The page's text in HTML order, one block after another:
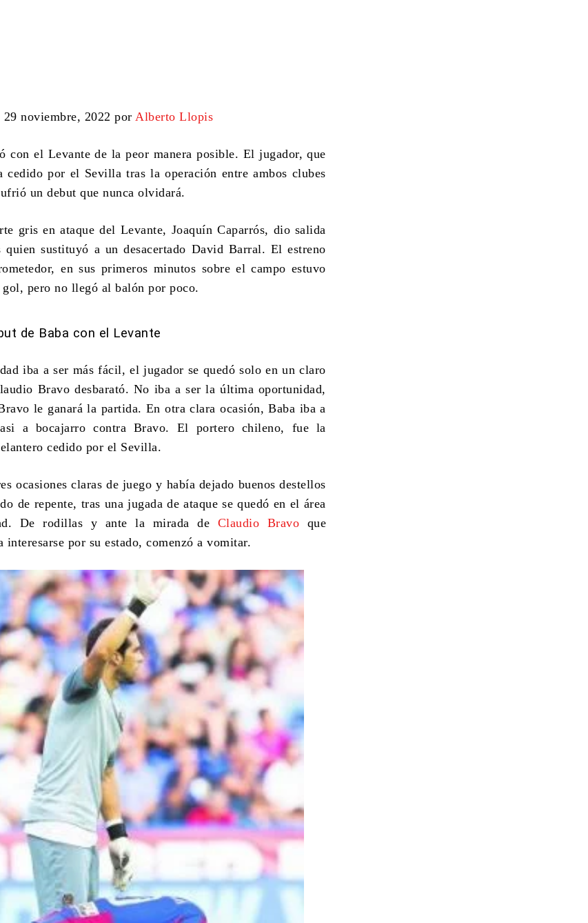
noviembre, 2022 porAlberto Llopis
con el Levantede la peor manera posible. El jugador, que
cedido por el Sevilla tras la operación entre ambos clubes
un debut que nunca olvidará.
gris en ataque del Levante, Joaquín Caparrós, dio salida
quien sustituyó a un desacertado David Barral. El estreno
en sus primeros minutos sobre el campo estuvo
gol, pero no llegó al balón por poco.
de Baba con el Levante
iba a ser más fácil, el jugador se quedó solo en un claro
Bravo desbarató. No iba a ser la última oportunidad,
le ganará la partida. En otra clara ocasión, Baba iba a
a bocajarro contra Bravo. El portero chileno, fue la
cedido por el Sevilla.
ocasiones claras de juego y había dejado buenos destellos
de repente, tras una jugada de ataque se quedó en el área
De rodillas y ante la mirada de Claudio Bravo que
interesarse por su estado, comenzó a vomitar.